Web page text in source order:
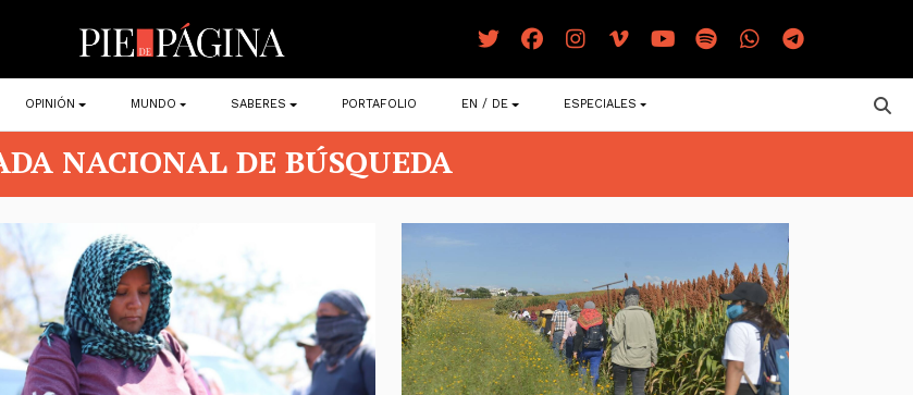
OPINIÓN MUNDO SABERES PORTAFOLIO EN / DE ESPECIALES
NACIONAL DE BÚSQUEDA